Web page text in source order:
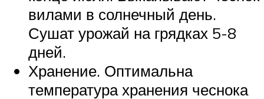
вилами в солнечный день.
Сушат урожай на грядках 5-8
дней.
Хранение. Оптимальна
температура хранения чеснока